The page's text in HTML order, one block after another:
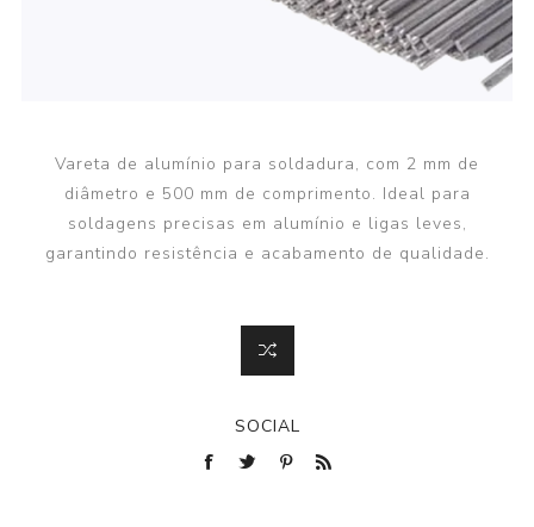
Vareta de alumínio para soldadura, com 2 mm de
diâmetro e 500 mm de comprimento. Ideal para
soldagens precisas em alumínio e ligas leves,
garantindo resistência e acabamento de qualidade.
SOCIAL